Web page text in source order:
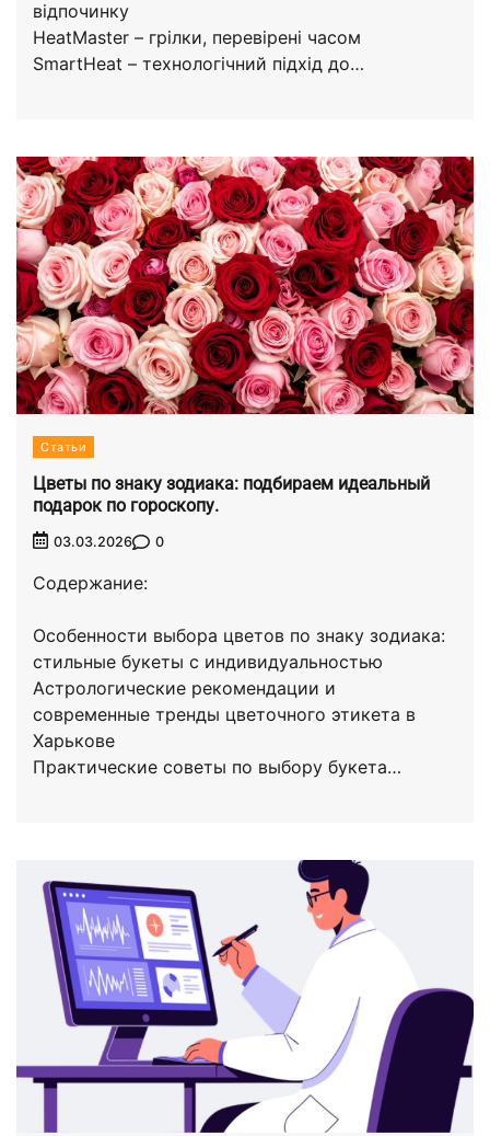
відпочинку
HeatMaster – грілки, перевірені часом
SmartHeat – технологічний підхід до…
Статьи
Цветы по знаку зодиака: подбираем идеальный
подарок по гороскопу.
03.03.2026 0
Содержание:
Особенности выбора цветов по знаку зодиака:
стильные букеты с индивидуальностью
Астрологические рекомендации и
современные тренды цветочного этикета в
Харькове
Практические советы по выбору букета…